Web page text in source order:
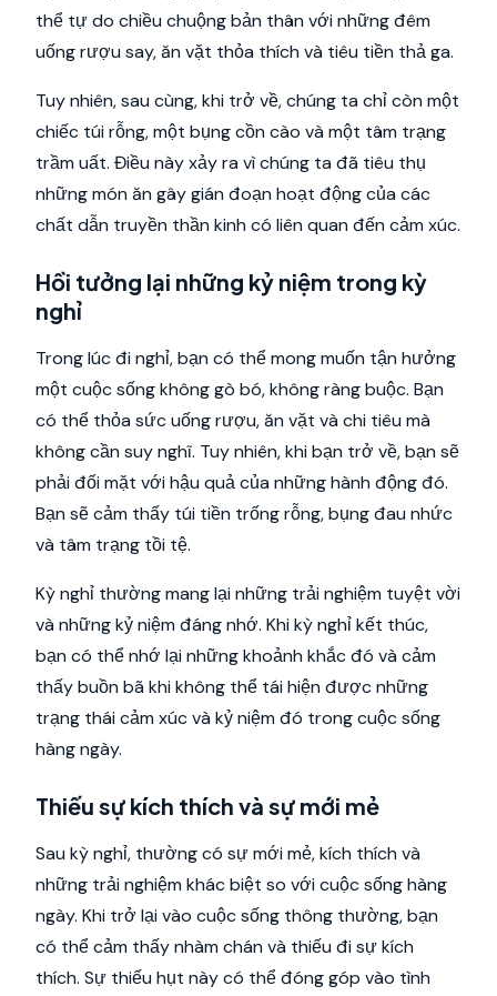
thể tự do chiều chuộng bản thân với những đêm
uống rượu say, ăn vặt thỏa thích và tiêu tiền thả ga.
Tuy nhiên, sau cùng, khi trở về, chúng ta chỉ còn một
chiếc túi rỗng, một bụng cồn cào và một tâm trạng
trầm uất. Điều này xảy ra vì chúng ta đã tiêu thụ
những món ăn gây gián đoạn hoạt động của các
chất dẫn truyền thần kinh có liên quan đến cảm xúc.
Hồi tưởng lại những kỷ niệm trong kỳ
nghỉ
Trong lúc đi nghỉ, bạn có thể mong muốn tận hưởng
một cuộc sống không gò bó, không ràng buộc. Bạn
có thể thỏa sức uống rượu, ăn vặt và chi tiêu mà
không cần suy nghĩ. Tuy nhiên, khi bạn trở về, bạn sẽ
phải đối mặt với hậu quả của những hành động đó.
Bạn sẽ cảm thấy túi tiền trống rỗng, bụng đau nhức
và tâm trạng tồi tệ.
Kỳ nghỉ thường mang lại những trải nghiệm tuyệt vời
và những kỷ niệm đáng nhớ. Khi kỳ nghỉ kết thúc,
bạn có thể nhớ lại những khoảnh khắc đó và cảm
thấy buồn bã khi không thể tái hiện được những
trạng thái cảm xúc và kỷ niệm đó trong cuộc sống
hàng ngày.
Thiếu sự kích thích và sự mới mẻ
Sau kỳ nghỉ, thường có sự mới mẻ, kích thích và
những trải nghiệm khác biệt so với cuộc sống hàng
ngày. Khi trở lại vào cuộc sống thông thường, bạn
có thể cảm thấy nhàm chán và thiếu đi sự kích
thích. Sự thiếu hụt này có thể đóng góp vào tình